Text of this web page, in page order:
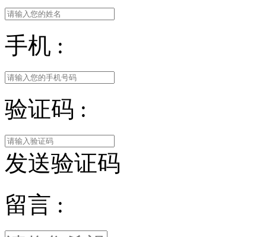
手机 :
验证码 :
发送验证码
留言 :